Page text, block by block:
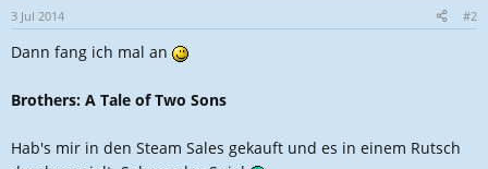
3 Jul 2014 #2
Dann fang ich mal an
Brothers: A Tale of Two Sons
Hab's mir in den Steam Sales gekauft und es in einem Rutsch